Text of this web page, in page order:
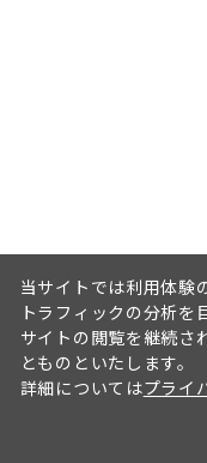
当サイトでは利用体験
トラフィックの分析を
サイトの閲覧を継続さ
とものといたします。
詳細についてはプライ